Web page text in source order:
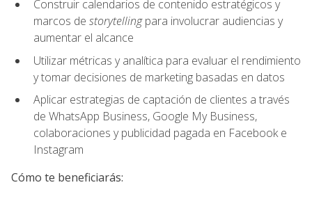
Construir calendarios de contenido estratégicos y
marcos de storytellingpara involucrar audiencias y
aumentar el alcance
Utilizar métricas y analítica para evaluar el rendimiento
y tomar decisiones de marketing basadas en datos
Aplicar estrategias de captación de clientes a través
de WhatsApp Business, Google My Business,
colaboraciones y publicidad pagada en Facebook e
Instagram
Cómo te beneficiarás: